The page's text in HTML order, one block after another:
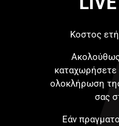
Κοστος
καταχωρήσετε
ολοκλήρωση
σας
Εάν